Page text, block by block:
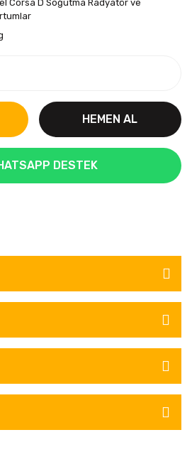
Corsa D Soğutma Radyatör ve
HEMEN AL
DESTEK